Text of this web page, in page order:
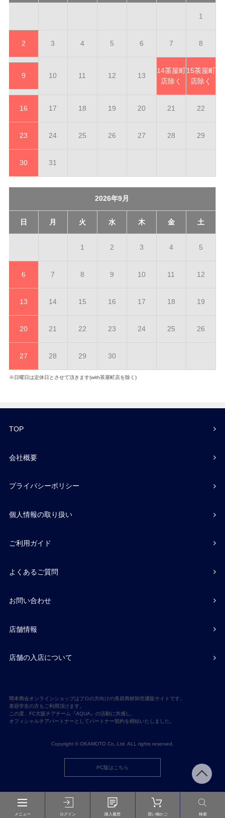
メニュー ログイン 購入履歴 買い物かご 検索
1
2 3 4 5 6 7 8
9 10 11 12 13
14茶屋町
店除く
15茶屋町
店除く
16 17 18 19 20 21 22
23 24 25 26 27 28 29
30 31
2026年9月
日 月 火 水 木 金 土
1 2 3 4 5
6 7 8 9 10 11 12
13 14 15 16 17 18 19
20 21 22 23 24 25 26
27 28 29 30
※日曜日は定休日とさせて頂きます(with茶屋町店を除く)
TOP
会社概要
プライバシーポリシー
個人情報の取り扱い
ご利用ガイド
よくあるご質問
お問い合わせ
店舗情報
店舗の入店について
岡本商会オンラインショップはプロの方向けの美容商材卸売通販サイトです。
美容学生の方もご利用頂けます。
この度、FC大阪チアチーム『AQUA』の活動に共感し、
オフィシャルチアパートナーとしてパートナー契約を締結いたしました。
Copyright © OKAMOTO Co,.Ltd. ALL rights reserved.
PC版はこちら